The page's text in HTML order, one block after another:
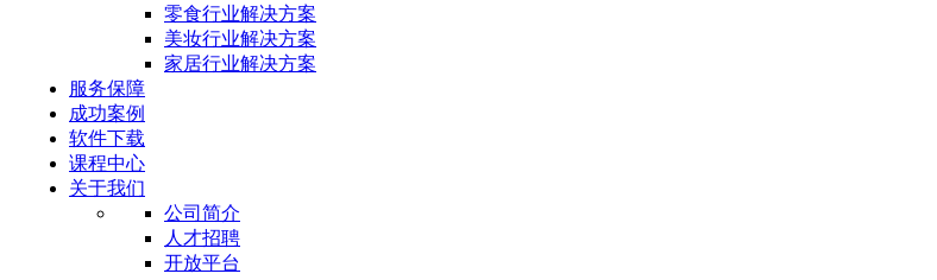
零食行业解决方案
美妆行业解决方案
家居行业解决方案
服务保障
成功案例
软件下载
课程中心
关于我们
公司简介
人才招聘
开放平台